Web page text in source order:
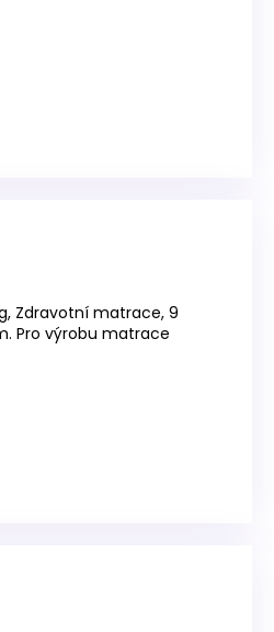
Zdravotní matrace, 9
Pro výrobu matrace